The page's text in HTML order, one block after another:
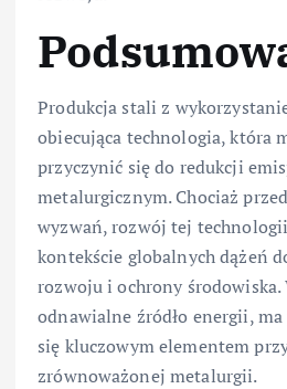
Produkcja stali z
obiecująca technologia, która
przyczynić się do redukcji
metalurgicznym. Chociaż
wyzwań, rozwój tej
kontekście globalnych dążeń
rozwoju i ochrony środowiska.
odnawialne źródło energii, ma
się kluczowym elementem
zrównoważonej metalurgii.